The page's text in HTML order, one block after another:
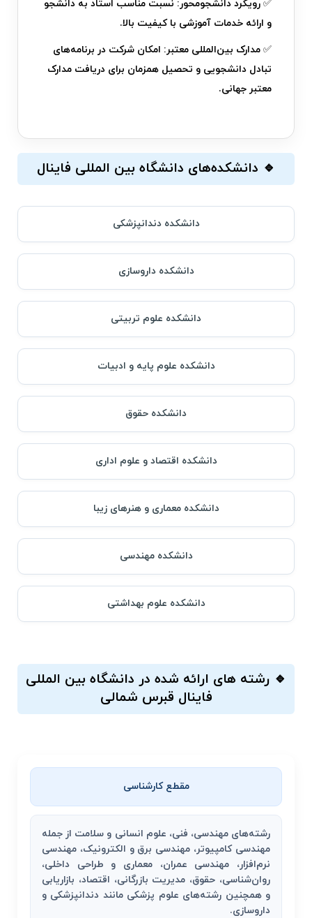
✅ رویکرد دانشجو‌محور: نسبت مناسب استاد به دانشجو
و ارائه خدمات آموزشی با کیفیت بالا.
✅ مدارک بین‌المللی معتبر: امکان شرکت در برنامه‌های
تبادل دانشجویی و تحصیل همزمان برای دریافت مدارک
معتبر جهانی.
🔹 دانشکده‌های دانشگاه بین المللی فاینال
دانشکده دندانپزشکی
دانشکده داروسازی
دانشکده علوم تربیتی
دانشکده علوم پایه و ادبیات
دانشکده حقوق
دانشکده اقتصاد و علوم اداری
دانشکده معماری و هنرهای زیبا
دانشکده مهندسی
دانشکده علوم بهداشتی
🔹 رشته‌ های ارائه شده در دانشگاه بین المللی
فاینال قبرس شمالی
مقطع کارشناسی
رشته‌های مهندسی، فنی، علوم انسانی و سلامت از جمله
مهندسی کامپیوتر، مهندسی برق و الکترونیک، مهندسی
نرم‌افزار، مهندسی عمران، معماری و طراحی داخلی،
روان‌شناسی، حقوق، مدیریت بازرگانی، اقتصاد، بازاریابی
و همچنین رشته‌های علوم پزشکی مانند دندانپزشکی و
داروسازی.